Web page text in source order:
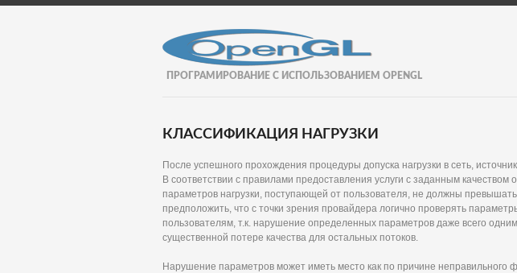
ПРОГРАМИРОВАНИЕ С ИСПОЛЬЗОВАНИЕМ OPENGL
КЛАССИФИКАЦИЯ НАГРУЗКИ
После успешного прохождения процедуры допуска нагрузки в сеть,
В соответствии с правилами предоставления услуги с заданным качеством
параметров нагрузки, поступающей от пользователя, не должны
предположить, что с точки зрения провайдера логично проверять
пользователям, т.к. нарушение определенных параметров даже всего
существенной потере качества для остальных потоков.
Нарушение параметров может иметь место как по причине неправильного